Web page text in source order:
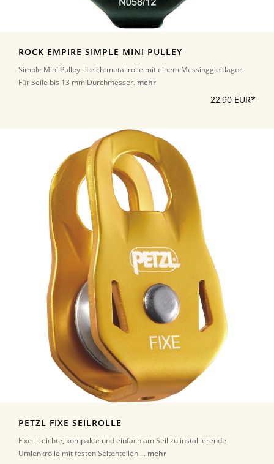
ROCK EMPIRE SIMPLE MINI PULLEY
Simple Mini Pulley - Leichtmetallrolle mit einem Messinggleitlager.
Für Seile bis 13 mm Durchmesser. mehr
22,90 EUR*
PETZL FIXE SEILROLLE
Fixe - Leichte, kompakte und einfach am Seil zu installierende
Umlenkrolle mit festen Seitenteilen ... mehr